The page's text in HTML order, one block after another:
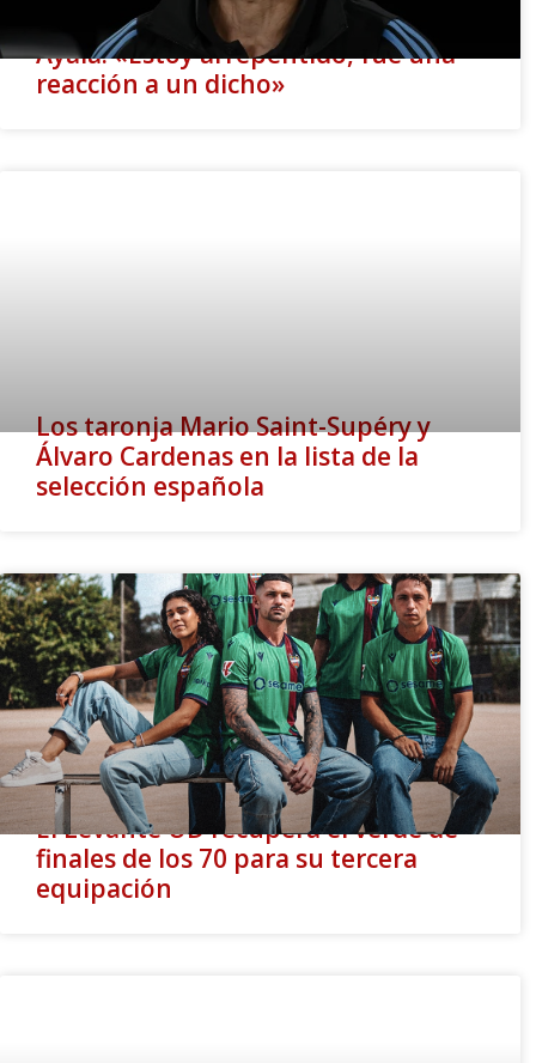
Ayala: «Estoy arrepentido, fue una
reacción a un dicho»
Los taronja Mario Saint-Supéry y
Álvaro Cardenas en la lista de la
selección española
El Levante UD recupera el verde de
finales de los 70 para su tercera
equipación